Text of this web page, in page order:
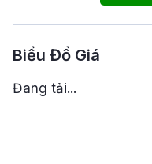
Biểu Đồ Giá
Đang tải...